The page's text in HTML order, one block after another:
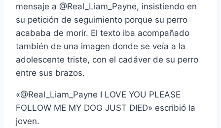
mensaje a @Real_Liam_Payne, insistiendo en
su petición de seguimiento porque su perro
acababa de morir. El texto iba acompañado
también de una imagen donde se veía a la
adolescente triste, con el cadáver de su perro
entre sus brazos.
«@Real_Liam_Payne I LOVE YOU PLEASE
FOLLOW ME MY DOG JUST DIED» escribió la
joven.